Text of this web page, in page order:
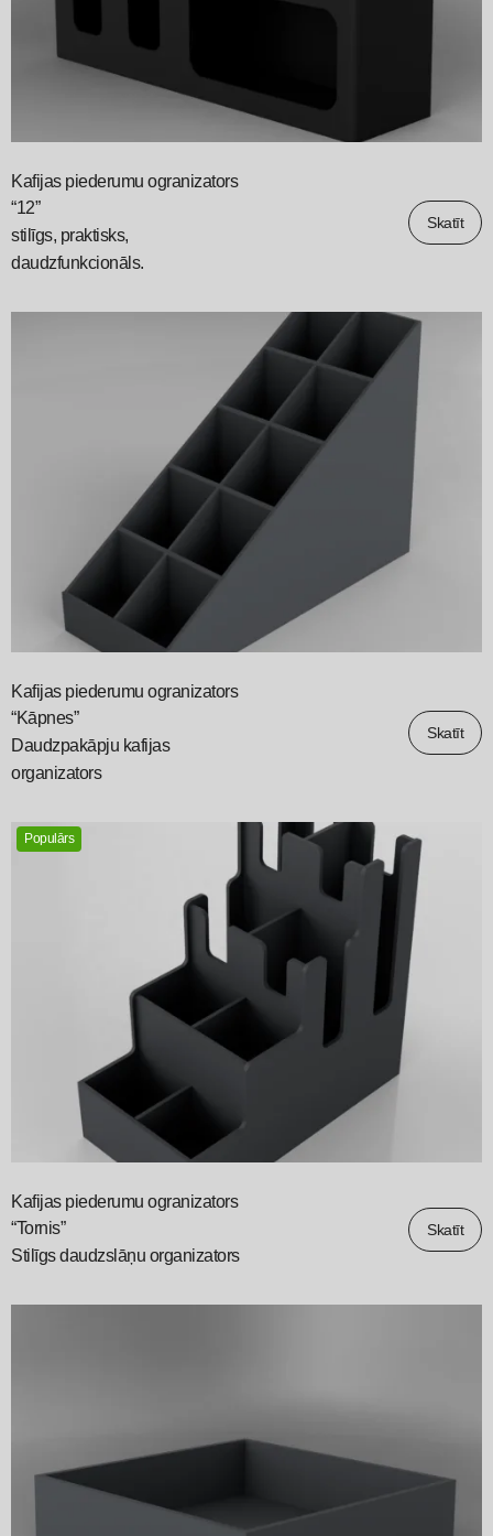
Kafijas piederumu ogranizators
“12”
stilīgs, praktisks,
daudzfunkcionāls.
Skatīt
Kafijas piederumu ogranizators
“Kāpnes”
Daudzpakāpju kafijas
organizators
Skatīt
Populārs
Kafijas piederumu ogranizators
“Tornis”
Stilīgs daudzslāņu organizators
Skatīt